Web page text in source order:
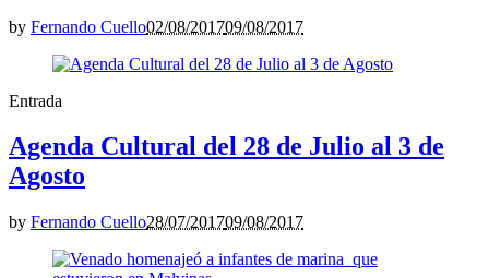
by Fernando Cuello02/08/201709/08/2017
Entrada
Agenda Cultural del 28 de Julio al 3 de
Agosto
by Fernando Cuello28/07/201709/08/2017